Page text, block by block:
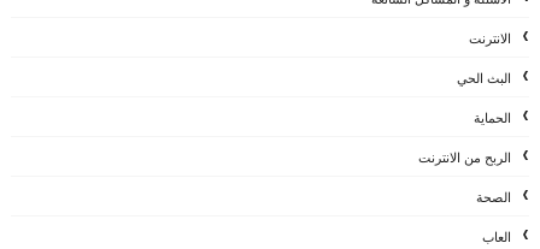
الانترنت
البث الحي
الحماية
الربح من الانترنت
الصحة
العاب